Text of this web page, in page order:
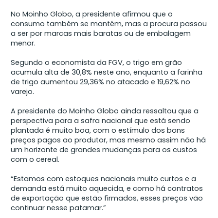
No Moinho Globo, a presidente afirmou que o
consumo também se mantém, mas a procura passou
a ser por marcas mais baratas ou de embalagem
menor.
Segundo o economista da FGV, o trigo em grão
acumula alta de 30,8% neste ano, enquanto a farinha
de trigo aumentou 29,36% no atacado e 19,62% no
varejo.
A presidente do Moinho Globo ainda ressaltou que a
perspectiva para a safra nacional que está sendo
plantada é muito boa, com o estímulo dos bons
preços pagos ao produtor, mas mesmo assim não há
um horizonte de grandes mudanças para os custos
com o cereal.
“Estamos com estoques nacionais muito curtos e a
demanda está muito aquecida, e como há contratos
de exportação que estão firmados, esses preços vão
continuar nesse patamar.”